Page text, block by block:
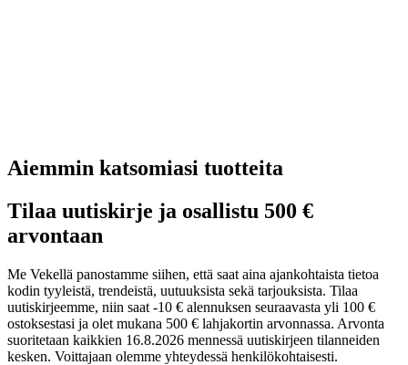
Aiemmin katsomiasi tuotteita
Tilaa uutiskirje ja osallistu 500 €
arvontaan
Me Vekellä panostamme siihen, että saat aina ajankohtaista tietoa
kodin tyyleistä, trendeistä, uutuuksista sekä tarjouksista. Tilaa
uutiskirjeemme, niin saat -10 € alennuksen seuraavasta yli 100 €
ostoksestasi ja olet mukana 500 € lahjakortin arvonnassa. Arvonta
suoritetaan kaikkien 16.8.2026 mennessä uutiskirjeen tilanneiden
kesken. Voittajaan olemme yhteydessä henkilökohtaisesti.